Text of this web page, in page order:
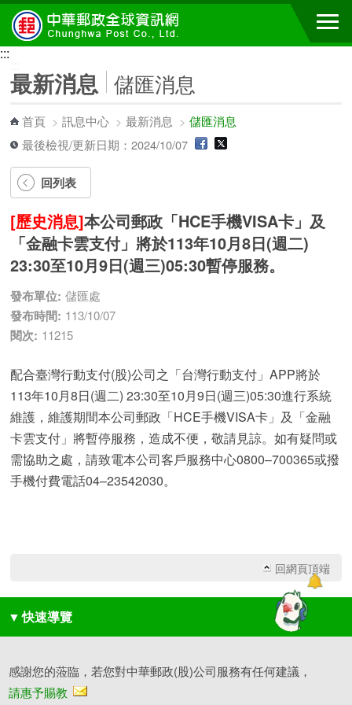
跳到主要內容區塊
:::
最新消息 儲匯消息
首頁 >訊息中心 >最新消息 >儲匯消息
最後檢視/更新日期：2024/10/07
回列表
[歷史消息]本公司郵政「HCE手機VISA卡」及
「金融卡雲支付」將於113年10月8日(週二)
23:30至10月9日(週三)05:30暫停服務。
發布單位: 儲匯處
發布時間: 113/10/07
閱次: 11215
配合臺灣行動支付(股)公司之「台灣行動支付」APP將於
113年10月8日(週二) 23:30至10月9日(週三)05:30進行系統
維護，維護期間本公司郵政「HCE手機VISA卡」及「金融
卡雲支付」將暫停服務，造成不便，敬請見諒。如有疑問或
需協助之處，請致電本公司客戶服務中心0800–700365或撥
手機付費電話04–23542030。
回網頁頂端
▼ 快速導覽
感謝您的蒞臨，若您對中華郵政(股)公司服務有任何建議，
請惠予賜教